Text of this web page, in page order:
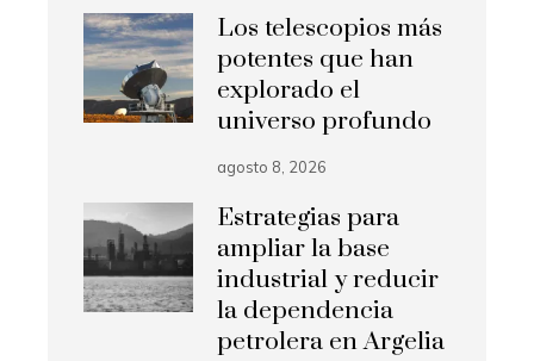
Los telescopios más
potentes que han
explorado el
universo profundo
agosto 8, 2026
Estrategias para
ampliar la base
industrial y reducir
la dependencia
petrolera en Argelia